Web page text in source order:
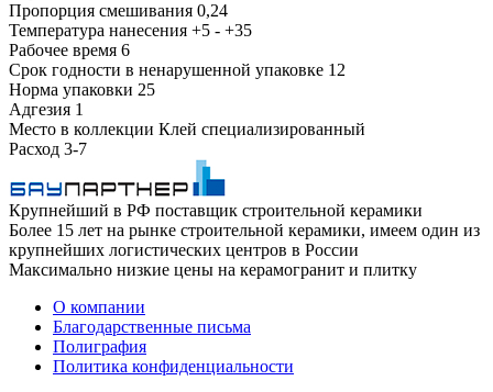
Пропорция смешивания 0,24
Температура нанесения +5 - +35
Рабочее время 6
Срок годности в ненарушенной упаковке 12
Норма упаковки 25
Адгезия 1
Место в коллекции Клей специализированный
Расход 3-7
Крупнейший в РФ поставщик строительной керамики
Более 15 лет на рынке строительной керамики, имеем один из
крупнейших логистических центров в России
Максимально низкие цены на керамогранит и плитку
О компании
Благодарственные письма
Полиграфия
Политика конфиденциальности